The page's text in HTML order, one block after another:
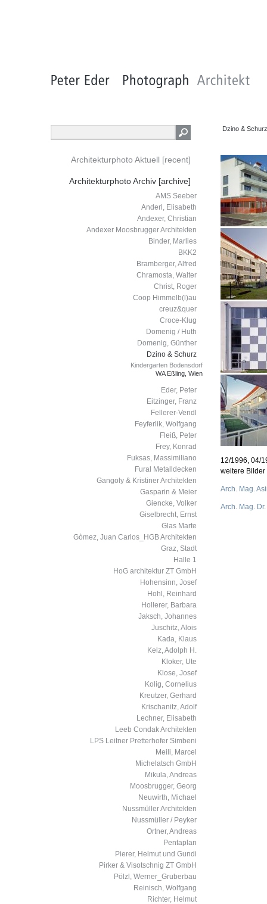
Architekturphoto Aktuell [recent]
Architekturphoto Archiv [archive]
AMS Seeber
Anderl, Elisabeth
Andexer, Christian
Andexer Moosbrugger Architekten
Binder, Marlies
BKK2
Bramberger, Alfred
Chramosta, Walter
Christ, Roger
Coop Himmelb(l)au
creuz&quer
Croce-Klug
Domenig / Huth
Domenig, Günther
Dzino & Schurz
Kindergarten Bodensdorf
WA Eßling, Wien
Eder, Peter
Eitzinger, Franz
Fellerer-Vendl
Feyferlik, Wolfgang
Fleiß, Peter
Frey, Konrad
Fuksas, Massimiliano
Fural Metalldecken
Gangoly & Kristiner Architekten
Gasparin & Meier
Giencke, Volker
Giselbrecht, Ernst
Glas Marte
Gòmez, Juan Carlos_HGB Architekten
Graz, Stadt
Halle 1
HoG architektur ZT GmbH
Hohensinn, Josef
Hohl, Reinhard
Hollerer, Barbara
Jaksch, Johannes
Juschitz, Alois
Kada, Klaus
Kelz, Adolph H.
Kloker, Ute
Klose, Josef
Kolig, Cornelius
Kreutzer, Gerhard
Krischanitz, Adolf
Lechner, Elisabeth
Leeb Condak Architekten
LPS Leitner Pretterhofer Simbeni
Meili, Marcel
Michelatsch GmbH
Mikula, Andreas
Moosbrugger, Georg
Neuwirth, Michael
Nussmüller Architekten
Nussmüller / Peyker
Ortner, Andreas
Pentaplan
Pierer, Helmut und Gundi
Pirker & Visotschnig ZT GmbH
Pölzl, Werner_Gruberbau
Reinisch, Wolfgang
Richter, Helmut
Dzino & Schurz
12/1996, 04/
weitere Bilder
Arch. Mag.
Arch. Mag.